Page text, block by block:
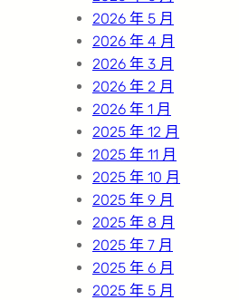
2026 年 5 月
2026 年 4 月
2026 年 3 月
2026 年 2 月
2026 年 1 月
2025 年 12 月
2025 年 11 月
2025 年 10 月
2025 年 9 月
2025 年 8 月
2025 年 7 月
2025 年 6 月
2025 年 5 月